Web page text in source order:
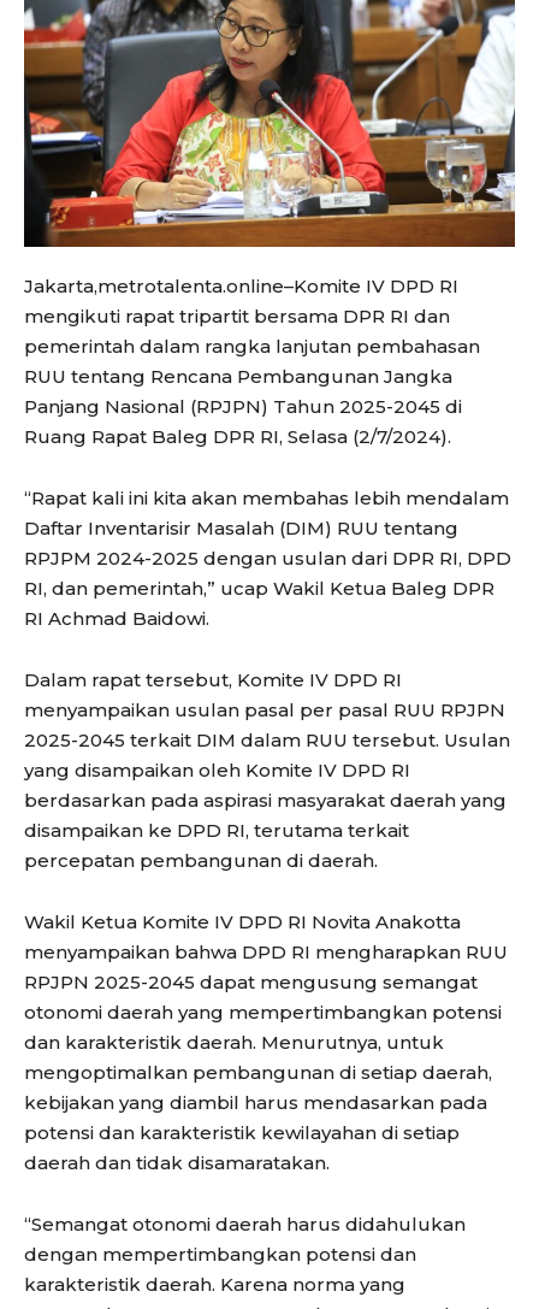
Jakarta,metrotalenta.online–Komite IV DPD RI
mengikuti rapat tripartit bersama DPR RI dan
pemerintah dalam rangka lanjutan pembahasan
RUU tentang Rencana Pembangunan Jangka
Panjang Nasional (RPJPN) Tahun 2025-2045 di
Ruang Rapat Baleg DPR RI, Selasa (2/7/2024).
“Rapat kali ini kita akan membahas lebih mendalam
Daftar Inventarisir Masalah (DIM) RUU tentang
RPJPM 2024-2025 dengan usulan dari DPR RI, DPD
RI, dan pemerintah,” ucap Wakil Ketua Baleg DPR
RI Achmad Baidowi.
Dalam rapat tersebut, Komite IV DPD RI
menyampaikan usulan pasal per pasal RUU RPJPN
2025-2045 terkait DIM dalam RUU tersebut. Usulan
yang disampaikan oleh Komite IV DPD RI
berdasarkan pada aspirasi masyarakat daerah yang
disampaikan ke DPD RI, terutama terkait
percepatan pembangunan di daerah.
Wakil Ketua Komite IV DPD RI Novita Anakotta
menyampaikan bahwa DPD RI mengharapkan RUU
RPJPN 2025-2045 dapat mengusung semangat
otonomi daerah yang mempertimbangkan potensi
dan karakteristik daerah. Menurutnya, untuk
mengoptimalkan pembangunan di setiap daerah,
kebijakan yang diambil harus mendasarkan pada
potensi dan karakteristik kewilayahan di setiap
daerah dan tidak disamaratakan.
“Semangat otonomi daerah harus didahulukan
dengan mempertimbangkan potensi dan
karakteristik daerah. Karena norma yang